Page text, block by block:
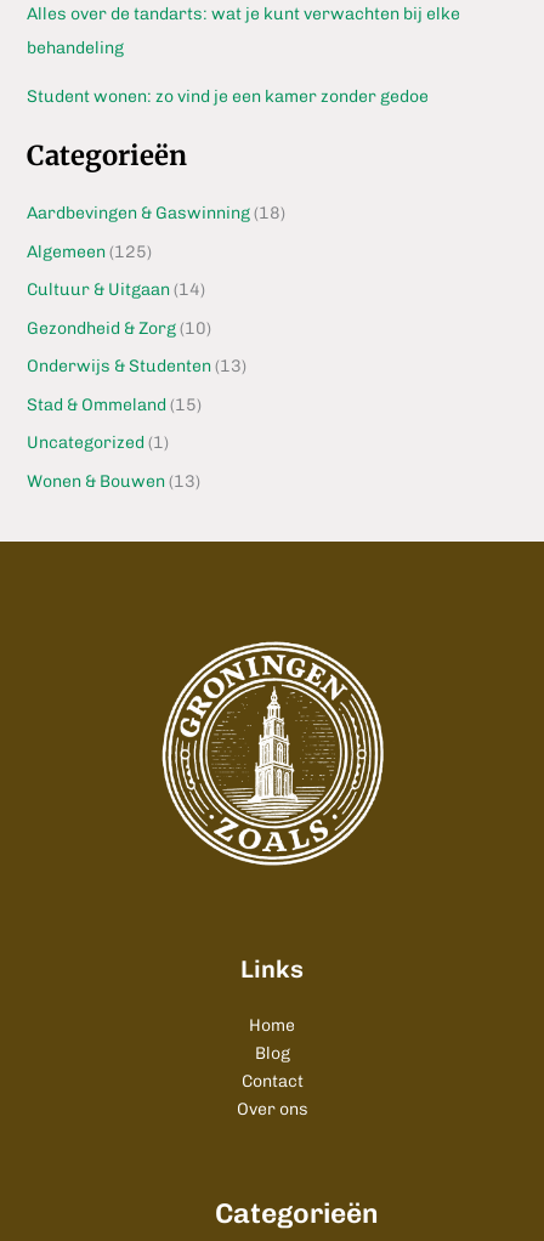
Alles over de tandarts: wat je kunt verwachten bij elke
behandeling
Student wonen: zo vind je een kamer zonder gedoe
Categorieën
Aardbevingen & Gaswinning(18)
Algemeen(125)
Cultuur & Uitgaan(14)
Gezondheid & Zorg(10)
Onderwijs & Studenten(13)
Stad & Ommeland (15)
Uncategorized (1)
Wonen & Bouwen(13)
Links
Home
Blog
Contact
Over ons
Categorieën